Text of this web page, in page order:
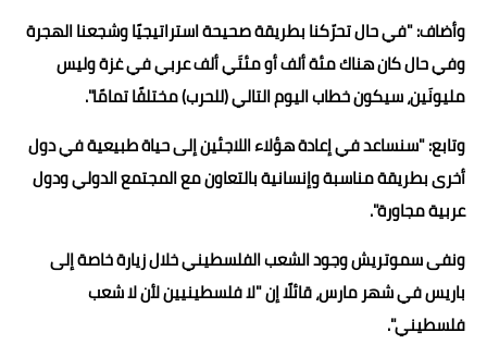
وأضاف: "في حال تحرّكنا بطريقة صحيحة استراتيجيًا وشجعنا الهجرة
وفي حال كان هناك مئة ألف أو مئتَي ألف عربي في غزة وليس
مليونَين، سيكون خطاب اليوم التالي (للحرب) مختلفًا تمامًا".
وتابع: "سنساعد في إعادة هؤلاء اللاجئين إلى حياة طبيعية في دول
أخرى بطريقة مناسبة وإنسانية بالتعاون مع المجتمع الدولي ودول
عربية مجاورة".
ونفى سموتريش وجود الشعب الفلسطيني خلال زيارة خاصة إلى
باريس في شهر مارس، قائلًا إن "لا فلسطينيين لأن لا شعب
فلسطيني".